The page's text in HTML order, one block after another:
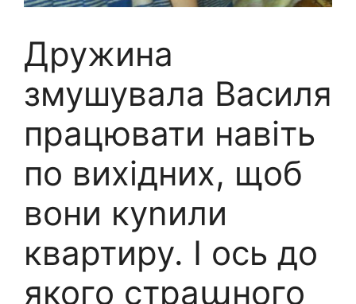
Дружина
змушувала Василя
працювати навіть
по вихідних, щоб
вони куnили
квартиру. І ось до
якого страաного